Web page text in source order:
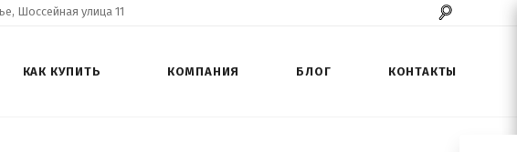
Шоссейная улица 11
КАК КУПИТЬ КОМПАНИЯ БЛОГ КОНТАКТЫ